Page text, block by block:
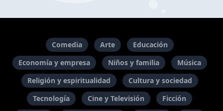
Comedia Arte
Educación
Economía y empresa
Niños y familia
Música
Religión y espiritualidad
Cultura y sociedad
Tecnología
Cine y Televisión
Ficción